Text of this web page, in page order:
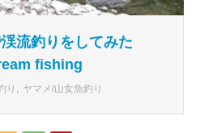
流釣りをしてみた
fishing
り ヤマメ/山女魚釣り